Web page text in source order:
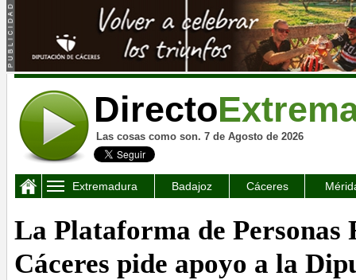
Directo
Las cosas como son. 7 de Agosto de 2026
Extremadura Badajoz Cáceres
La Plataforma de Personas
Cáceres pide apoyo a la